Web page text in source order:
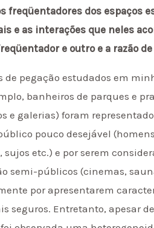
freqüentadores dos espaços
e as interações que neles
e outro e a razão
de pegação estudados em
banheiros de parques e
e galerias) foram
pouco desejável
etc.) e por serem
semi-públicos (cinemas,
por apresentarem
seguros. Entretanto, apesar